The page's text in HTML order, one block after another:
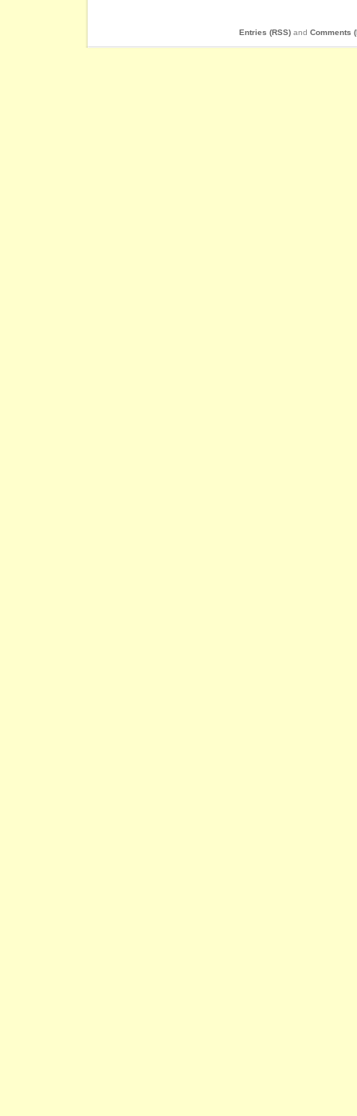
Entries (RSS) and Comments